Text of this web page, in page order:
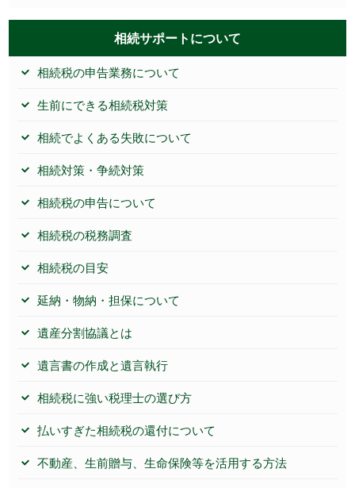
相続サポートについて
相続税の申告業務について
生前にできる相続税対策
相続でよくある失敗について
相続対策・争続対策
相続税の申告について
相続税の税務調査
相続税の目安
延納・物納・担保について
遺産分割協議とは
遺言書の作成と遺言執行
相続税に強い税理士の選び方
払いすぎた相続税の還付について
不動産、生前贈与、生命保険等を活用する方法